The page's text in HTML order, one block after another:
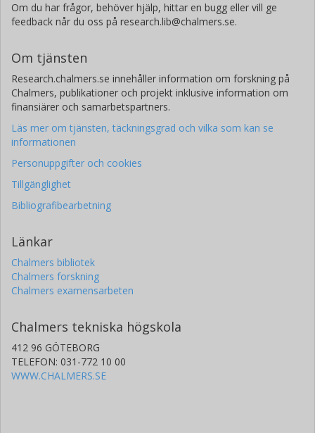
Om du har frågor, behöver hjälp, hittar en bugg eller vill ge
feedback når du oss på research.lib@chalmers.se.
Om tjänsten
Research.chalmers.se innehåller information om forskning på
Chalmers, publikationer och projekt inklusive information om
finansiärer och samarbetspartners.
Läs mer om tjänsten, täckningsgrad och vilka som kan se
informationen
Personuppgifter och cookies
Tillgänglighet
Bibliografibearbetning
Länkar
Chalmers bibliotek
Chalmers forskning
Chalmers examensarbeten
Chalmers tekniska högskola
412 96 GÖTEBORG
TELEFON: 031-772 10 00
WWW.CHALMERS.SE